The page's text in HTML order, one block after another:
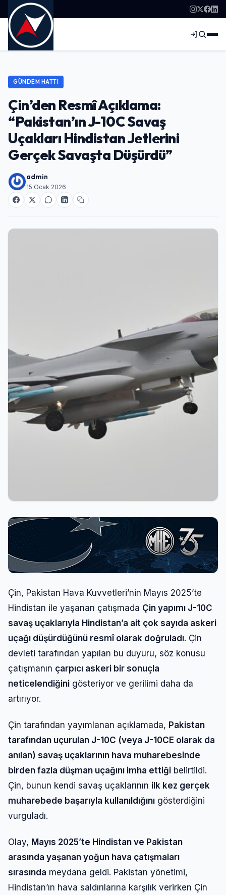
GÜNDEM HATTI
Çin’den Resmî Açıklama:
“Pakistan’ın J-10C Savaş
Uçakları Hindistan Jetlerini
Gerçek Savaşta Düşürdü”
admin
15 Ocak 2026
Çin, Pakistan Hava Kuvvetleri’nin Mayıs 2025’te
Hindistan ile yaşanan çatışmada Çin yapımı J-10C
savaş uçaklarıyla Hindistan’a ait çok sayıda askeri
uçağı düşürdüğünü resmî olarak doğruladı. Çin
devleti tarafından yapılan bu duyuru, söz konusu
çatışmanın çarpıcı askeri bir sonuçla
neticelendiğini gösteriyor ve gerilimi daha da
artırıyor.
Çin tarafından yayımlanan açıklamada, Pakistan
tarafından uçurulan J-10C (veya J-10CE olarak da
anılan) savaş uçaklarının hava muharebesinde
birden fazla düşman uçağını imha ettiği belirtildi.
Çin, bunun kendi savaş uçaklarının ilk kez gerçek
muharebede başarıyla kullanıldığını gösterdiğini
vurguladı.
Olay, Mayıs 2025’te Hindistan ve Pakistan
arasında yaşanan yoğun hava çatışmaları
sırasında meydana geldi. Pakistan yönetimi,
Hindistan’ın hava saldırılarına karşılık verirken Çin